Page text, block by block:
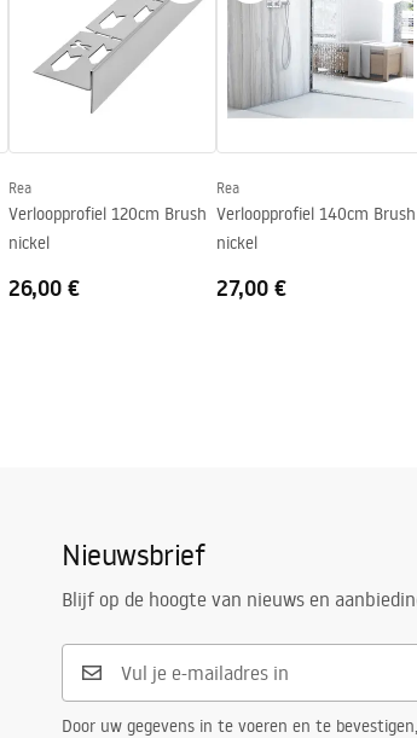
1200
mm
mm
mm
24 maanden
Rea
Verloopprofiel 120cm Brush
nickel
26,00 €
Rea
Verloopprofiel 140cm Brush
nickel
27,00 €
Nieuwsbrief
Blijf op de hoogte van nieuws en
Door uw gegevens in te voeren en te